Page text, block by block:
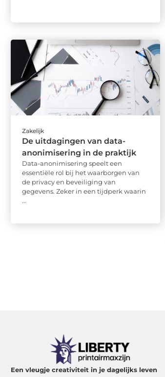
Zakelijk
De uitdagingen van data-
anonimisering in de praktijk
Data-anonimisering speelt een
essentiële rol bij het waarborgen van
de privacy en beveiliging van
gegevens. Zeker in een tijdperk waarin
...
Een vleugje creativiteit in je dagelijks leven